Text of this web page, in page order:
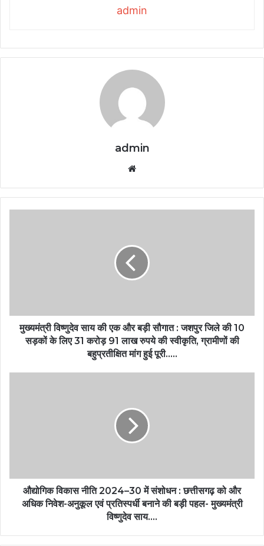
admin
admin
मुख्यमंत्री विष्णुदेव साय की एक और बड़ी सौगात : जशपुर जिले की 10
सड़कों के लिए 31 करोड़ 91 लाख रुपये की स्वीकृति, ग्रामीणों की
बहुप्रतीक्षित मांग हुई पूरी…..
औद्योगिक विकास नीति 2024–30 में संशोधन : छत्तीसगढ़ को और
अधिक निवेश-अनुकूल एवं प्रतिस्पर्धी बनाने की बड़ी पहल- मुख्यमंत्री
विष्णुदेव साय….